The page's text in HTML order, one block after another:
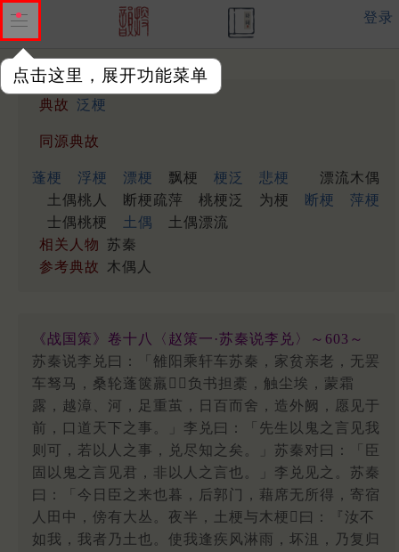
点击这里，展开功能菜单
登录
典故 泛梗
同源典故
蓬梗 浮梗 漂梗 飘梗 梗泛 悲梗
漂流木偶
土偶桃人
断梗疏萍 桃梗泛 为梗 断梗
萍梗
士偶桃梗
土偶
土偶漂流
相关人物 苏秦
参考典故
木偶人
《战国策》卷十八〈赵策一·苏秦说李兑〉～603～
苏秦说李兑曰：「雒阳乘轩车苏秦，家贫亲老，无罢
车驽马，桑轮蓬箧羸，负书担橐，触尘埃，蒙霜
露，越漳、河，足重茧，日百而舍，造外阙，愿见于
前，口道天下之事。」李兑曰：「先生以鬼之言见我
则可，若以人之事，兑尽知之矣。」苏秦对曰：「臣
固以鬼之言见君，非以人之言也。」李兑见之。苏秦
曰：「今日臣之来也暮，后郭门，藉席无所得，寄宿
人田中，傍有大丛。夜半，土梗与木梗曰：『汝不
如我，我者乃土也。使我逢疾风淋雨，坏沮，乃复归